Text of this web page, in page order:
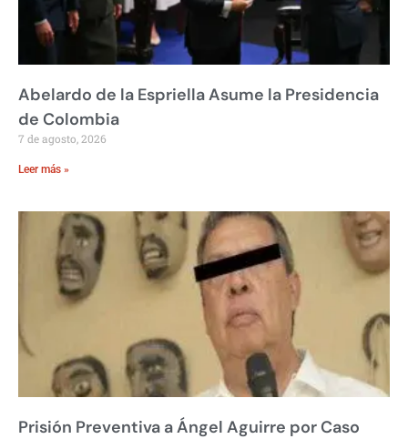
Abelardo de la Espriella Asume la Presidencia
de Colombia
7 de agosto, 2026
Leer más »
Prisión Preventiva a Ángel Aguirre por Caso